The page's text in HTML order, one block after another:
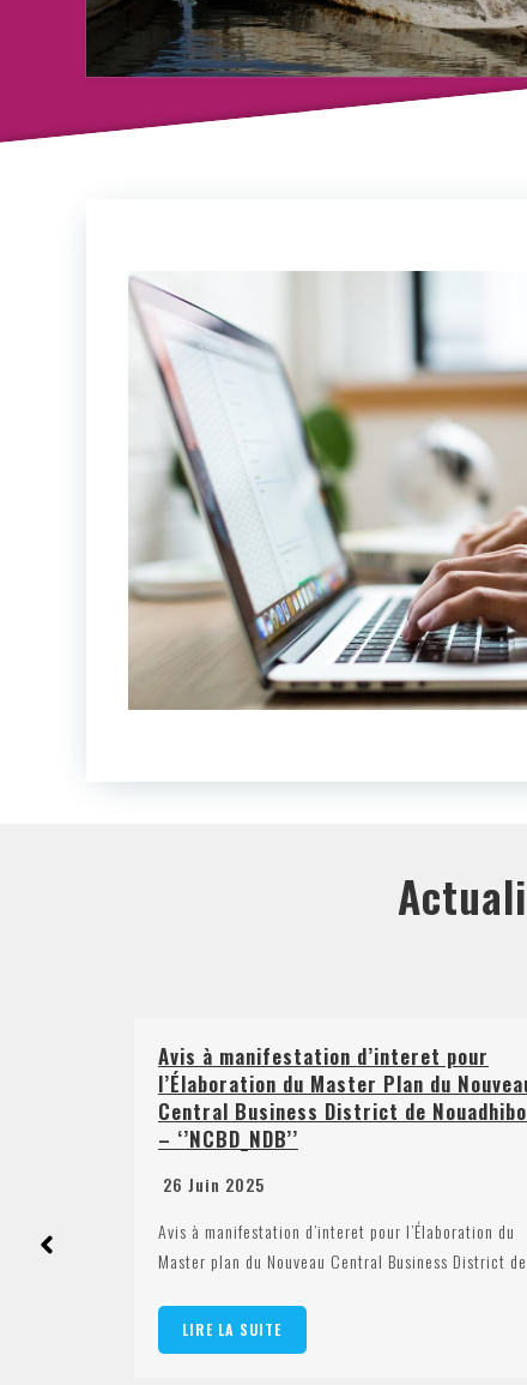
d’interet pour
du Master Plan du Nouveau
District de Nouadhibou
d’interet pour l’Élaboration du
Central Business District de…
Plan Prévisionnel
Marchés pour
21 Juin 2025
Plan Prévisionnel de
LIRE LA SUITE